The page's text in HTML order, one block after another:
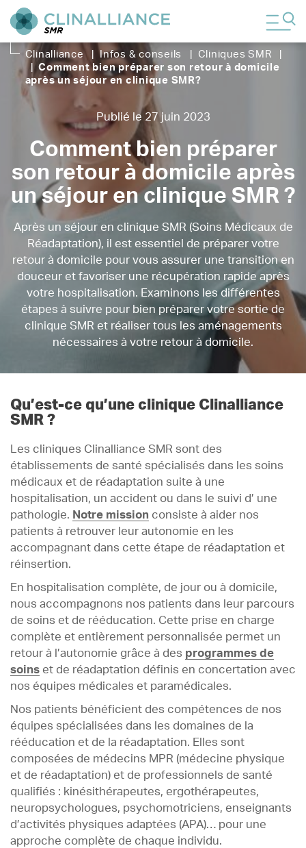
Clinalliance Infos & conseils Cliniques SMR
Comment bien préparer son retour à domicile
après un séjour en clinique SMR?
Publié le 27 juin 2023
Comment bien préparer
son retour à domicile après
un séjour en clinique SMR ?
Après un séjour en clinique SMR (Soins Médicaux de
Réadaptation), il est essentiel de préparer votre
retour à domicile pour vous assurer une transition en
douceur et favoriser une récupération rapide après
votre hospitalisation. Examinons les différentes
étapes à suivre pour bien préparer votre sortie de
clinique SMR et réaliser tous les aménagements
nécessaires à votre retour à domicile.
Qu’est-ce qu’une clinique Clinalliance
SMR ?
Les cliniques Clinalliance SMR sont des
établissements de santé spécialisés dans les soins
médicaux et de réadaptation suite à une
hospitalisation, un accident ou dans le suivi d’ une
pathologie. Notre mission consiste à aider nos
patients à retrouver leur autonomie en les
accompagnant dans cette étape de réadaptation et
réinsertion.
En hospitalisation complète, de jour ou à domicile,
nous accompagnons nos patients dans leur parcours
de soins et de rééducation. Cette prise en charge
complète et entièrement personnalisée permet un
retour à l’autonomie grâce à des programmes de
soins et de réadaptation définis en concertation avec
nos équipes médicales et paramédicales.
Nos patients bénéficient des compétences de nos
équipes spécialisées dans les domaines de la
rééducation et de la réadaptation. Elles sont
composées de médecins MPR (médecine physique
et de réadaptation) et de professionnels de santé
qualifiés : kinésithérapeutes, ergothérapeutes,
neuropsychologues, psychomotriciens, enseignants
d’activités physiques adaptées (APA)… pour une
approche complète de chaque individu.